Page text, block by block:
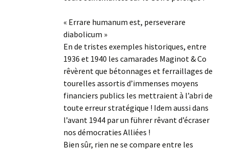
« Errare humanum est, perseverare
diabolicum »
En de tristes exemples historiques, entre
1936 et 1940 les camarades Maginot & Co
rêvèrent que bétonnages et ferraillages de
tourelles assortis d’immenses moyens
financiers publics les mettraient à l’abri de
toute erreur stratégique ! Idem aussi dans
l’avant 1944 par un führer rêvant d’écraser
nos démocraties Alliées !
Bien sûr, rien ne se compare entre les